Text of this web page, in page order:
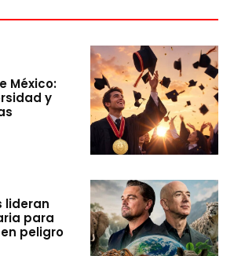
México:
y
lideran
para
peligro